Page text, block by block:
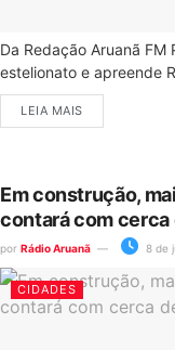
Da Redação Aruanã
estelionato e apreende
LEIA MAIS
Em construção,
contará com cerca
por Rádio Aruanã 8 de
CIDADES